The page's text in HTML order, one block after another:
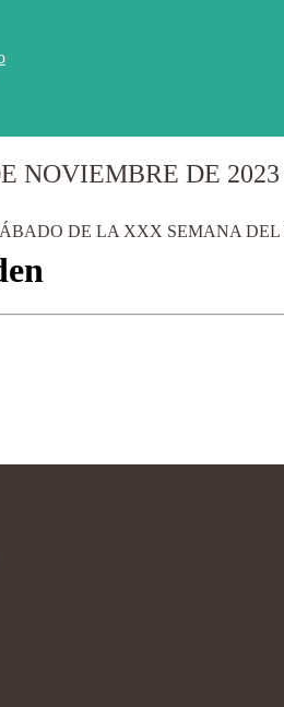
NOVIEMBRE DE
DE LA XXX SEMANA DEL